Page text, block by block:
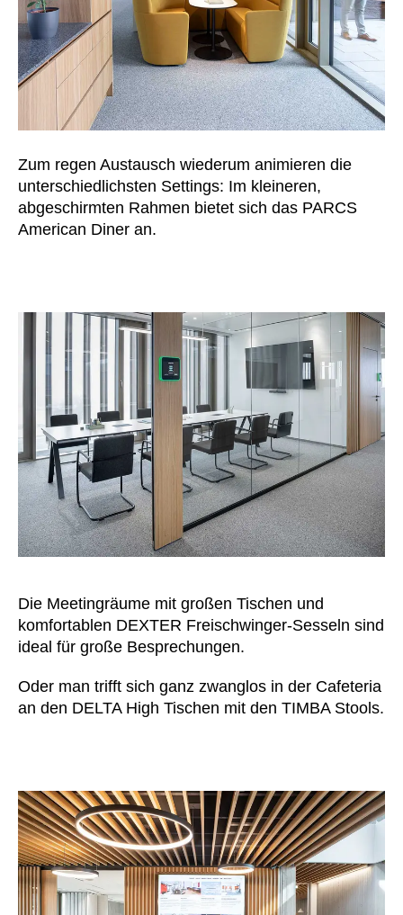
Vereinigte Arabische Emirate(AE)
Weißrussland(BY)
Ägypten(EG)
Österreich(AT)
Zum regen Austausch wiederum animieren die
unterschiedlichsten Settings: Im kleineren,
abgeschirmten Rahmen bietet sich das PARCS
American Diner an.
Die Meetingräume mit großen Tischen und
komfortablen DEXTER Freischwinger-Sesseln sind
ideal für große Besprechungen.
Oder man trifft sich ganz zwanglos in der Cafeteria
an den DELTA High Tischen mit den TIMBA Stools.